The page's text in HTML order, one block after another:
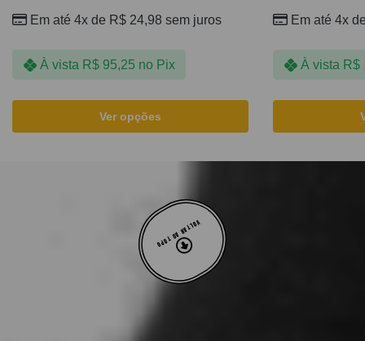
Em até 4x de R$ 24,98 sem juros
À vista R$95,25 no Pix
Ver opções
Em até 4x
À vista R$
VOLTAR AO TOPO